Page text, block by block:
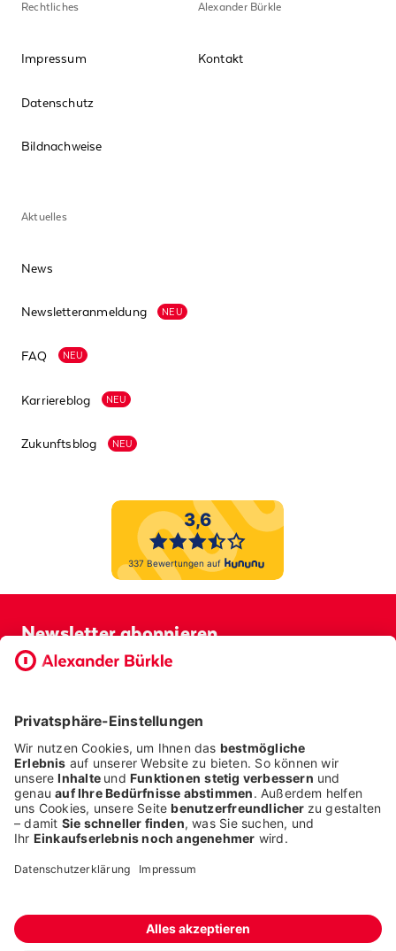
Rechtliches
Impressum
Datenschutz
Bildnachweise
Alexander Bürkle
Kontakt
Aktuelles
News
Newsletteranmeldung NEU
FAQ NEU
Karriereblog NEU
Zukunftsblog NEU
Newsletter abonnieren
Bevor Sie sich anmelden, möchten wir wissen, ob Sie bereits
ICH BIN BEREITS KUNDE
ICH BIN KEIN KUNDE